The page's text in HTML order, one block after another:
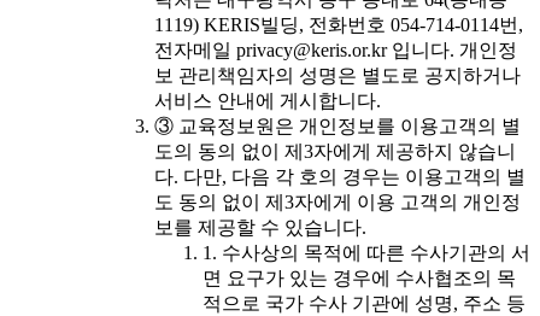
1119) KERIS빌딩, 전화번호 054-714-0114번,
전자메일 privacy@keris.or.kr 입니다. 개인정
보 관리책임자의 성명은 별도로 공지하거나
서비스 안내에 게시합니다.
③ 교육정보원은 개인정보를 이용고객의 별
도의 동의 없이 제3자에게 제공하지 않습니
다. 다만, 다음 각 호의 경우는 이용고객의 별
도 동의 없이 제3자에게 이용 고객의 개인정
보를 제공할 수 있습니다.
1. 수사상의 목적에 따른 수사기관의 서
면 요구가 있는 경우에 수사협조의 목
적으로 국가 수사 기관에 성명, 주소 등